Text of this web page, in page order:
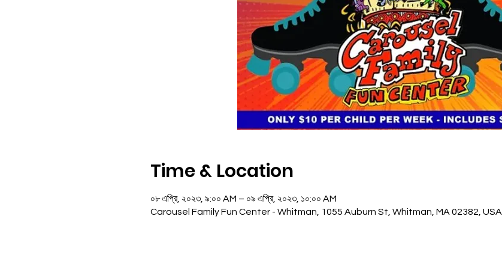
Time & Location
০৮ এপ্রি, ২০২৩, ৯:০০ AM – ০৯ এপ্রি, ২০২৩, ১০:০০ AM
Carousel Family Fun Center - Whitman, 1055 Auburn St, Whitman, MA 02382, USA